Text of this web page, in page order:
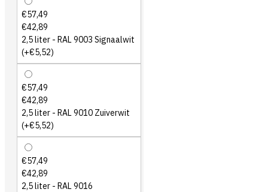
€57,49
€42,89
2,5 liter - RAL 9003 Signaalwit
(+€5,52)
€57,49
€42,89
2,5 liter - RAL 9010 Zuiverwit
(+€5,52)
€57,49
€42,89
2,5 liter - RAL 9016